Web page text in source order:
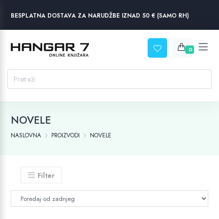
BESPLATNA DOSTAVA ZA NARUDŽBE IZNAD 50 € (SAMO RH)
0
NOVELE
NASLOVNA PROIZVODI NOVELE
Filter